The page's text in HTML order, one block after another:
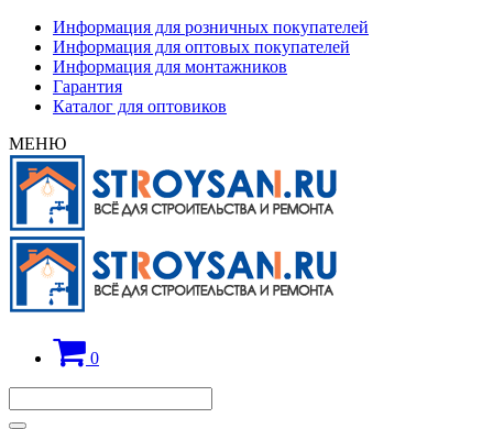
Информация для розничных покупателей
Информация для оптовых покупателей
Информация для монтажников
Гарантия
Каталог для оптовиков
МЕНЮ
0